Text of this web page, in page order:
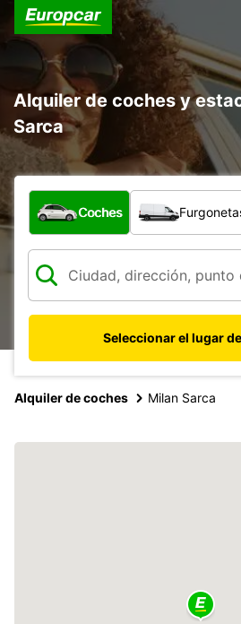
Alquiler de coches y
Sarca
¿Qué tipo de vehículo?
Coches
Seleccionar el lugar
Alquiler de coches Milan Sarca